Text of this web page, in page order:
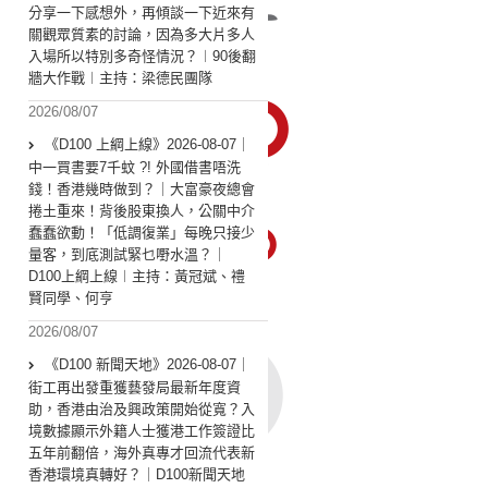
分享一下感想外，再傾談一下近來有
關觀眾質素的討論，因為多大片多人
入場所以特別多奇怪情況？︱90後翻
牆大作戰︱主持：梁德民團隊
2026/08/07
《D100 上綱上線》2026-08-07｜
中一買書要7千蚊 ?! 外國借書唔洗
錢！香港幾時做到？｜大富豪夜總會
捲土重來！背後股東換人，公關中介
蠢蠢欲動！「低調復業」每晚只接少
量客，到底測試緊乜嘢水溫？｜
D100上綱上線︱主持：黃冠斌、禮
賢同學、何亨
2026/08/07
《D100 新聞天地》2026-08-07｜
街工再出發重獲藝發局最新年度資
助，香港由治及興政策開始從寬？入
境數據顯示外籍人士獲港工作簽證比
五年前翻倍，海外真專才回流代表新
香港環境真轉好？｜D100新聞天地